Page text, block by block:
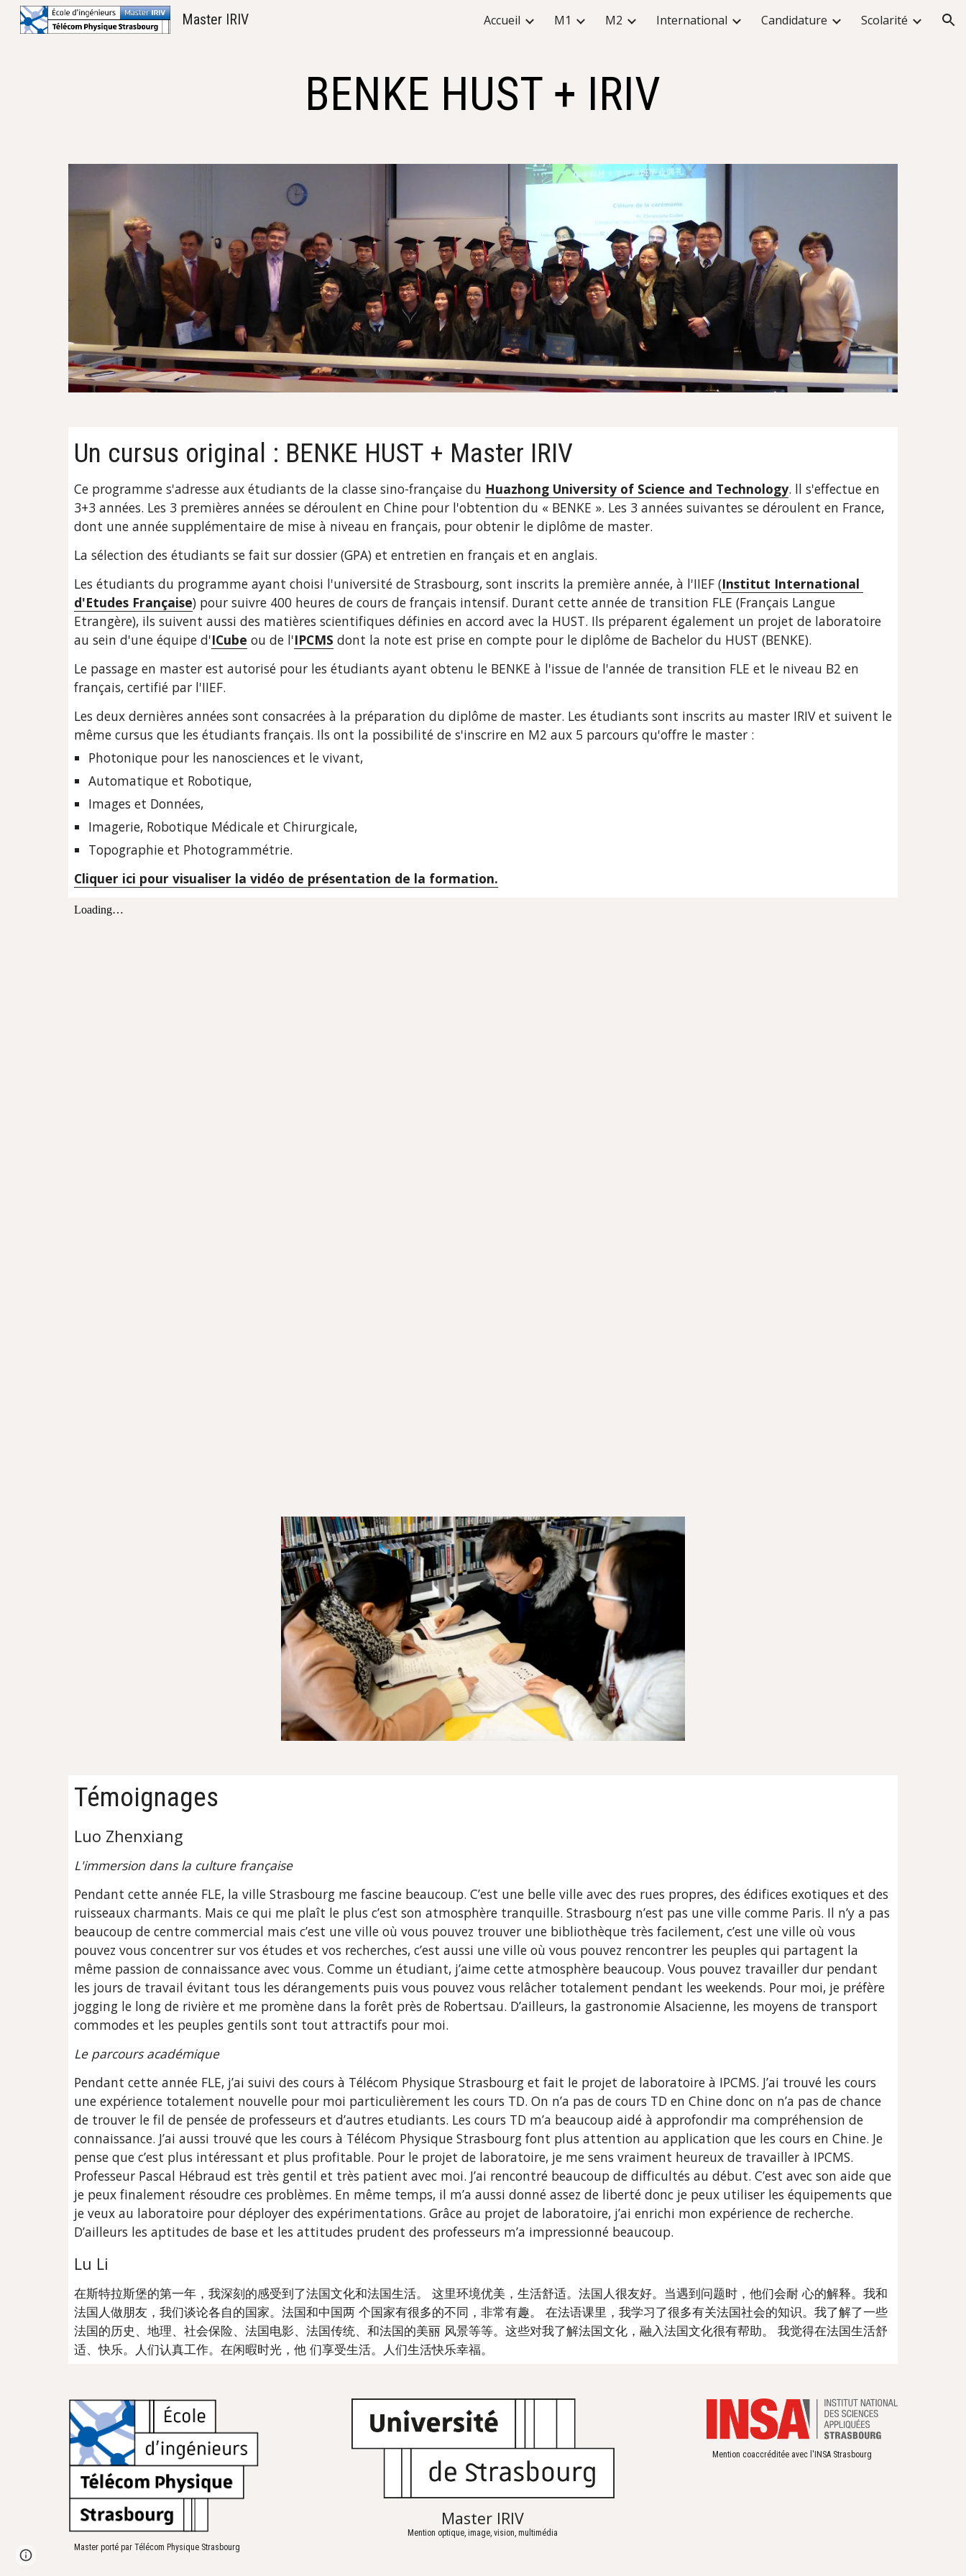
Skip to navigation
Master IRIV Accueil M1 M2 International Candidature Scolarité
BENKE HUST + IRIV
Un cursus original : BENKE HUST + Master IRIV
Ce programme s'adresse aux étudiants de la classe sino-française du Huazhong University of Science and Technology. ll s'effectue en
3+3 années. Les 3 premières années se déroulent en Chine pour l'obtention du « BENKE ». Les 3 années suivantes se déroulent en France,
dont une année supplémentaire de mise à niveau en français, pour obtenir le diplôme de master.
La sélection des étudiants se fait sur dossier (GPA) et entretien en français et en anglais.
Les étudiants du programme ayant choisi l'université de Strasbourg, sont inscrits la première année, à l'IIEF (Institut International
d'Etudes Française) pour suivre 400 heures de cours de français intensif. Durant cette année de transition FLE (Français Langue
Etrangère), ils suivent aussi des matières scientifiques définies en accord avec la HUST. Ils préparent également un projet de laboratoire
au sein d'une équipe d'ICube ou de l'IPCMS dont la note est prise en compte pour le diplôme de Bachelor du HUST (BENKE).
Le passage en master est autorisé pour les étudiants ayant obtenu le BENKE à l'issue de l'année de transition FLE et le niveau B2 en
français, certifié par l'IIEF.
Les deux dernières années sont consacrées à la préparation du diplôme de master. Les étudiants sont inscrits au master IRIV et suivent le
même cursus que les étudiants français. Ils ont la possibilité de s'inscrire en M2 aux 5 parcours qu'offre le master :
Photonique pour les nanosciences et le vivant,
Automatique et Robotique,
Images et Données,
Imagerie, Robotique Médicale et Chirurgicale,
Topographie et Photogrammétrie.
Cliquer ici pour visualiser la vidéo de présentation de la formation.
Témoignages
Luo Zhenxiang
L'immersion dans la culture française
Pendant cette année FLE, la ville Strasbourg me fascine beaucoup. C’est une belle ville avec des rues propres, des édifices exotiques et des
ruisseaux charmants. Mais ce qui me plaît le plus c’est son atmosphère tranquille. Strasbourg n’est pas une ville comme Paris. Il n’y a pas
beaucoup de centre commercial mais c’est une ville où vous pouvez trouver une bibliothèque très facilement, c’est une ville où vous
pouvez vous concentrer sur vos études et vos recherches, c’est aussi une ville où vous pouvez rencontrer les peuples qui partagent la
même passion de connaissance avec vous. Comme un étudiant, j’aime cette atmosphère beaucoup. Vous pouvez travailler dur pendant
les jours de travail évitant tous les dérangements puis vous pouvez vous relâcher totalement pendant les weekends. Pour moi, je préfère
jogging le long de rivière et me promène dans la forêt près de Robertsau. D’ailleurs, la gastronomie Alsacienne, les moyens de transport
commodes et les peuples gentils sont tout attractifs pour moi.
Le parcours académique
Pendant cette année FLE, j’ai suivi des cours à Télécom Physique Strasbourg et fait le projet de laboratoire à IPCMS. J’ai trouvé les cours
une expérience totalement nouvelle pour moi particulièrement les cours TD. On n’a pas de cours TD en Chine donc on n’a pas de chance
de trouver le fil de pensée de professeurs et d’autres etudiants. Les cours TD m’a beaucoup aidé à approfondir ma compréhension de
connaissance. J’ai aussi trouvé que les cours à Télécom Physique Strasbourg font plus attention au application que les cours en Chine. Je
pense que c’est plus intéressant et plus profitable. Pour le projet de laboratoire, je me sens vraiment heureux de travailler à IPCMS.
Professeur Pascal Hébraud est très gentil et très patient avec moi. J’ai rencontré beaucoup de difficultés au début. C’est avec son aide que
je peux finalement résoudre ces problèmes. En même temps, il m’a aussi donné assez de liberté donc je peux utiliser les équipements que
je veux au laboratoire pour déployer des expérimentations. Grâce au projet de laboratoire, j’ai enrichi mon expérience de recherche.
D’ailleurs les aptitudes de base et les attitudes prudent des professeurs m’a impressionné beaucoup.
Lu Li
在斯特拉斯堡的第一年，我深刻的感受到了法国文化和法国生活。 这里环境优美，生活舒适。法国人很友好。当遇到问题时，他们会耐 心的解释。我和
法国人做朋友，我们谈论各自的国家。法国和中国两 个国家有很多的不同，非常有趣。 在法语课里，我学习了很多有关法国社会的知识。我了解了一些
法国的历史、地理、社会保险、法国电影、法国传统、和法国的美丽 风景等等。这些对我了解法国文化，融入法国文化很有帮助。 我觉得在法国生活舒
适、快乐。人们认真工作。在闲暇时光，他 们享受生活。人们生活快乐幸福。
Master porté par Télécom Physique Strasbourg
Master IRIV
Mention optique, image, vision, multimédia
Mention coaccréditée avec l'INSA Strasbourg
Report abuse